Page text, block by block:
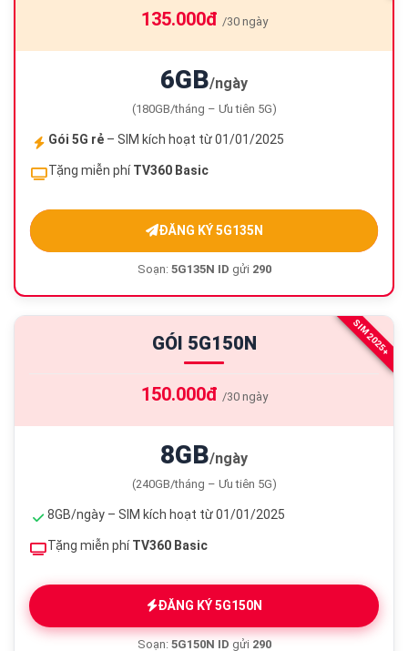
135.000đ /30 ngày
6GB/ngày
(180GB/tháng – Ưu tiên 5G)
Gói 5G rẻ – SIM kích hoạt từ 01/01/2025
Tặng miễn phíTV360 Basic
ĐĂNG KÝ 5G135N
Soạn: 5G135N ID gửi 290
SIM 2025+
GÓI 5G150N
150.000đ /30 ngày
8GB/ngày
(240GB/tháng – Ưu tiên 5G)
8GB/ngày – SIM kích hoạt từ 01/01/2025
Tặng miễn phíTV360 Basic
ĐĂNG KÝ 5G150N
Soạn: 5G150N ID gửi 290